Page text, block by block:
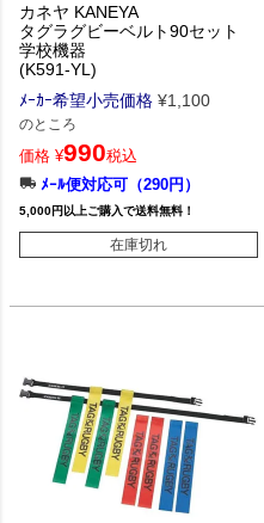
カネヤ KANEYA
タグラグビーベルト90セット
学校機器
(K591-YL)
ﾒｰｶｰ希望小売価格 ¥1,100
のところ
価格 ¥990税込
ﾒｰﾙ便対応可（290円）
5,000円以上ご購入で送料無料！
在庫切れ